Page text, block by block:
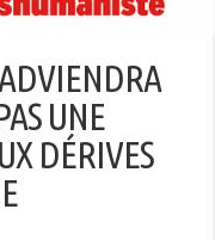
UNE
DÉRIVES